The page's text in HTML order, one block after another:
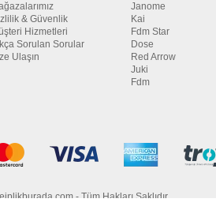
& Güvenlik
Hizmetleri
Sorulan Sorular
Ulaşın
Janome
Kai
Fdm Star
Dose
Red Arrow
Juki
Fdm
- Tüm Hakları Saklıdır.